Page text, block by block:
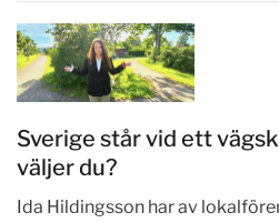
Sverige står vid ett
väljer du?
Ida Hildingsson har av